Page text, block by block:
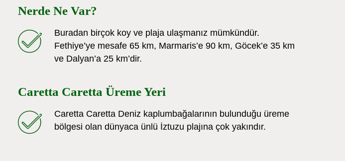
Nerde Ne Var?
Buradan birçok koy ve plaja ulaşmanız mümkündür.
Fethiye’ye mesafe 65 km, Marmaris’e 90 km, Göcek’e 35 km
ve Dalyan’a 25 km’dir.
Caretta Caretta Üreme Yeri
Caretta Caretta Deniz kaplumbağalarının bulunduğu üreme
bölgesi olan dünyaca ünlü İztuzu plajına çok yakındır.